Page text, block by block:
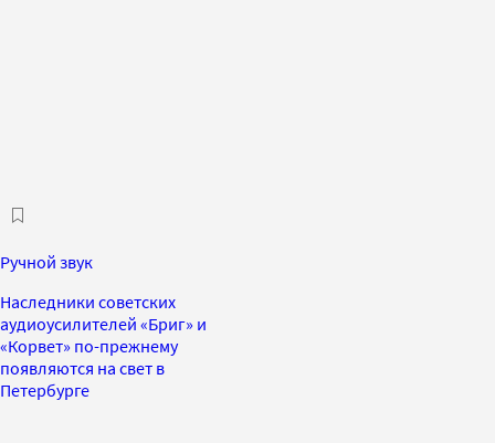
Ручной звук
Наследники советских
аудиоусилителей «Бриг» и
«Корвет» по-прежнему
появляются на свет в
Петербурге